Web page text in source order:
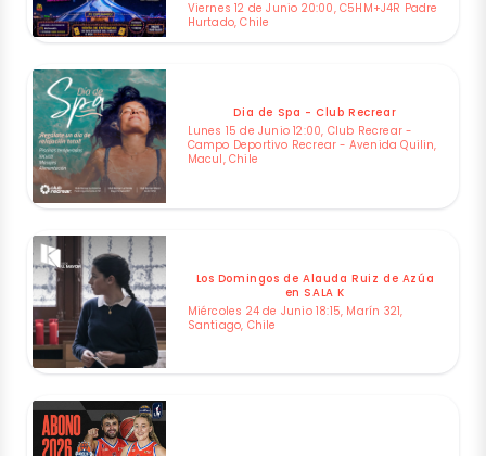
Viernes 12 de Junio 20:00, C5HM+J4R Padre
Hurtado, Chile
Dia de Spa - Club Recrear
Lunes 15 de Junio 12:00, Club Recrear -
Campo Deportivo Recrear - Avenida Quilin,
Macul, Chile
Los Domingos de Alauda Ruiz de Azúa
en SALA K
Miércoles 24 de Junio 18:15, Marín 321,
Santiago, Chile